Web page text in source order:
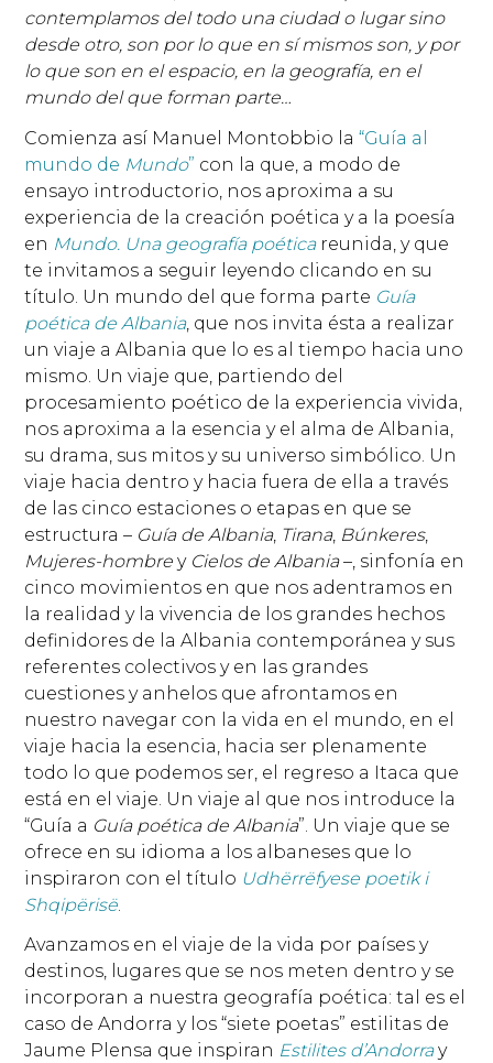
contemplamos del todo una ciudad o lugar sino
desde otro, son por lo que en sí mismos son, y por
lo que son en el espacio, en la geografía, en el
mundo del que forman parte…
Comienza así Manuel Montobbio la“Guía al
mundo de Mundo” con la que, a modo de
ensayo introductorio, nos aproxima a su
experiencia de la creación poética y a la poesía
en Mundo. Una geografía poéticareunida, y que
te invitamos a seguir leyendo clicando en su
título. Un mundo del que forma parte Guía
poética de Albania, que nos invita ésta a realizar
un viaje a Albania que lo es al tiempo hacia uno
mismo. Un viaje que, partiendo del
procesamiento poético de la experiencia vivida,
nos aproxima a la esencia y el alma de Albania,
su drama, sus mitos y su universo simbólico. Un
viaje hacia dentro y hacia fuera de ella a través
de las cinco estaciones o etapas en que se
estructura – Guía de Albania, Tirana, Búnkeres,
Mujeres-hombre y Cielos de Albania–, sinfonía en
cinco movimientos en que nos adentramos en
la realidad y la vivencia de los grandes hechos
definidores de la Albania contemporánea y sus
referentes colectivos y en las grandes
cuestiones y anhelos que afrontamos en
nuestro navegar con la vida en el mundo, en el
viaje hacia la esencia, hacia ser plenamente
todo lo que podemos ser, el regreso a Itaca que
está en el viaje. Un viaje al que nos introduce la
“Guía a Guía poética de Albania”. Un viaje que se
ofrece en su idioma a los albaneses que lo
inspiraron con el título Udhërrëfyese poetik i
Shqipërisë
Avanzamos en el viaje de la vida por países y
destinos, lugares que se nos meten dentro y se
incorporan a nuestra geografía poética: tal es el
caso de Andorra y los “siete poetas” estilitas de
Jaume Plensa que inspiran Estilites d’Andorra y